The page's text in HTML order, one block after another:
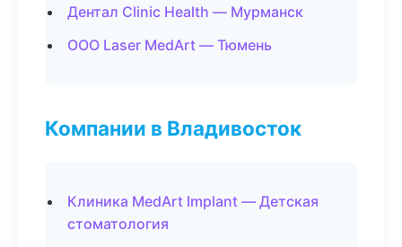
Дентал Clinic Health — Мурманск
ООО Laser MedArt — Тюмень
Компании в Владивосток
Клиника MedArt Implant — Детская
стоматология